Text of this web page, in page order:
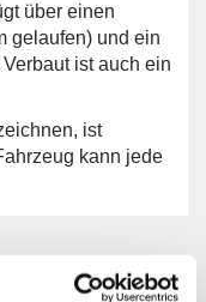
über einen
gelaufen) und ein
ist auch ein
ist
kann jede